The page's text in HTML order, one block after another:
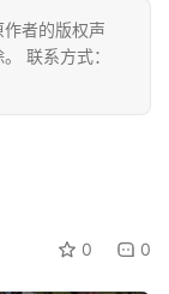
者的版权声
联系方式：
0 0